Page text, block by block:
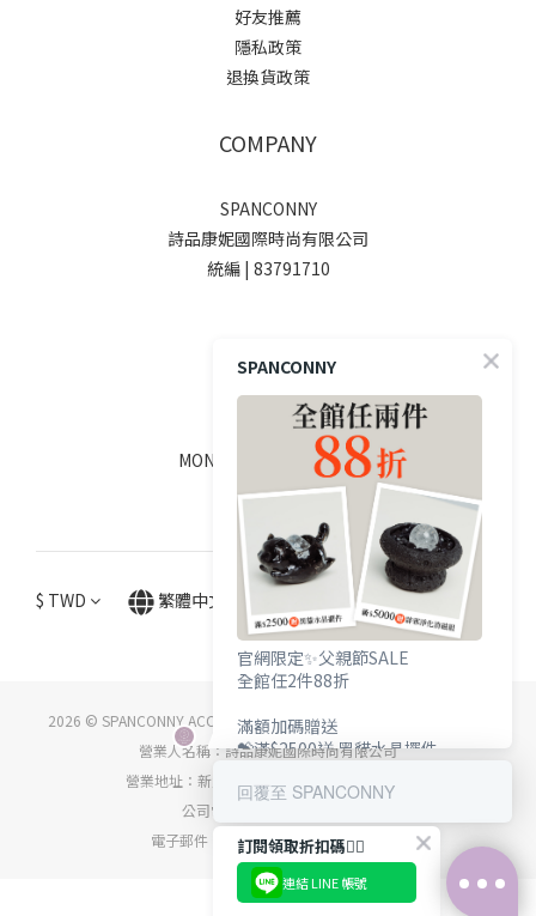
立即購買
好友推薦
隱私政策
退換貨政策
COMPANY
SPANCONNY
詩品康妮國際時尚有限公司
統編 | 83791710
SOCIALS
線上客服
MON - FRI / 9:00 - 18:00
$ TWD 繁體中文
2026 © SPANCONNY ACCESSORY CO., LTD. ALL RIGHTS RESERVED.
營業人名稱：詩品康妮國際時尚有限公司
營業地址：新北市中和區中正路716號5樓之5
公司電話：(02) 8668-6912
電子郵件：service@spanconny.com
SPANCONNY
官網限定✨父親節SALE
全館任2件88折
滿額加碼贈送
💝滿$2500送 黑貓水晶擺件
回覆至 SPANCONNY
訂閱領取折扣碼👇🏻
連結 LINE 帳號